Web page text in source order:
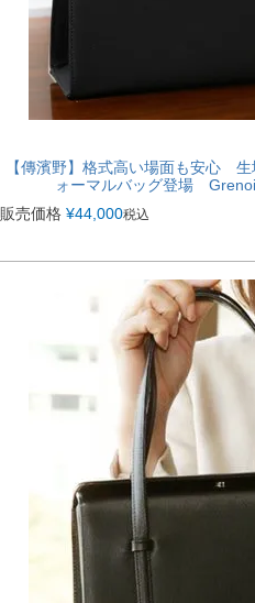
【傳濱野】格式高い場面も安心
ォーマルバッグ登場
販売価格 ¥44,000税込